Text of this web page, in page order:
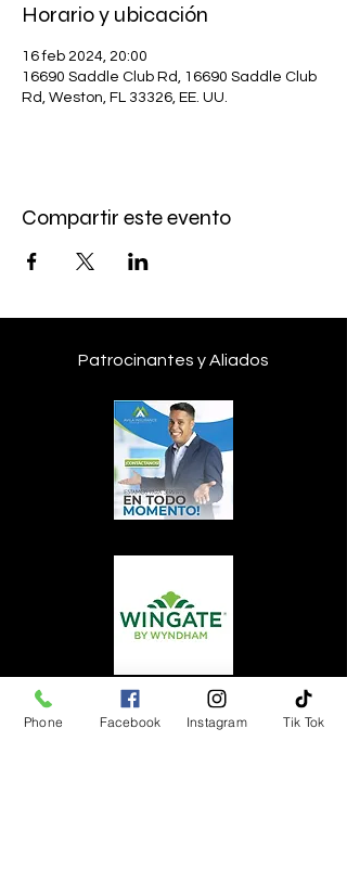
Horario y ubicación
16 feb 2024, 20:00
16690 Saddle Club Rd, 16690 Saddle Club
Rd, Weston, FL 33326, EE. UU.
Compartir este evento
Patrocinantes y Aliados
Phone Facebook Instagram Tik Tok